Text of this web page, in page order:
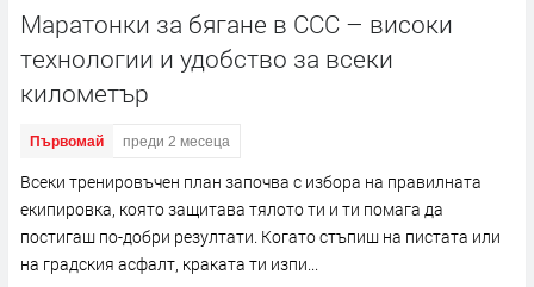
Маратонки за бягане в CCC – високи
технологии и удобство за всеки
километър
Първомай преди 2 месеца
Всеки тренировъчен план започва с избора на правилната
екипировка, която защитава тялото ти и ти помага да
постигаш по-добри резултати. Когато стъпиш на пистата или
на градския асфалт, краката ти изпи...